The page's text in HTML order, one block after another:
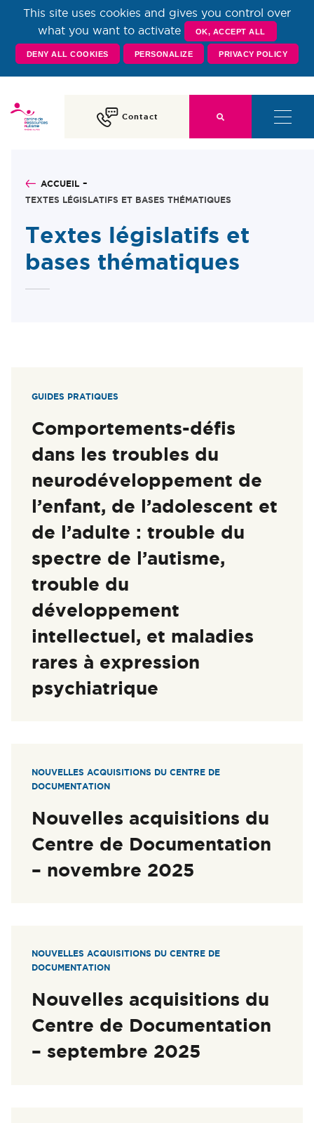
Centre de Ressources
Autisme Rhône-Alpes
Contact
ACCUEIL
TEXTES LÉGISLATIFS ET BASES THÉMATIQUES
Textes législatifs et
bases thématiques
GUIDES PRATIQUES
Comportements-défis
dans les troubles du
neurodéveloppement de
l’enfant, de l’adolescent et
de l’adulte : trouble du
spectre de l’autisme,
trouble du
développement
intellectuel, et maladies
rares à expression
psychiatrique
NOUVELLES ACQUISITIONS DU CENTRE DE
DOCUMENTATION
Nouvelles acquisitions du
Centre de Documentation
– novembre 2025
NOUVELLES ACQUISITIONS DU CENTRE DE
DOCUMENTATION
Nouvelles acquisitions du
Centre de Documentation
– septembre 2025
This site uses cookies and gives you control over
what you want to activate
OK, ACCEPT ALL
DENY ALL COOKIES PERSONALIZE PRIVACY POLICY